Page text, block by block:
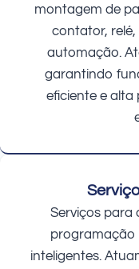
montagem de
contator,
automação.
garantindo
eficiente e alta
Serviços
programação
inteligentes.